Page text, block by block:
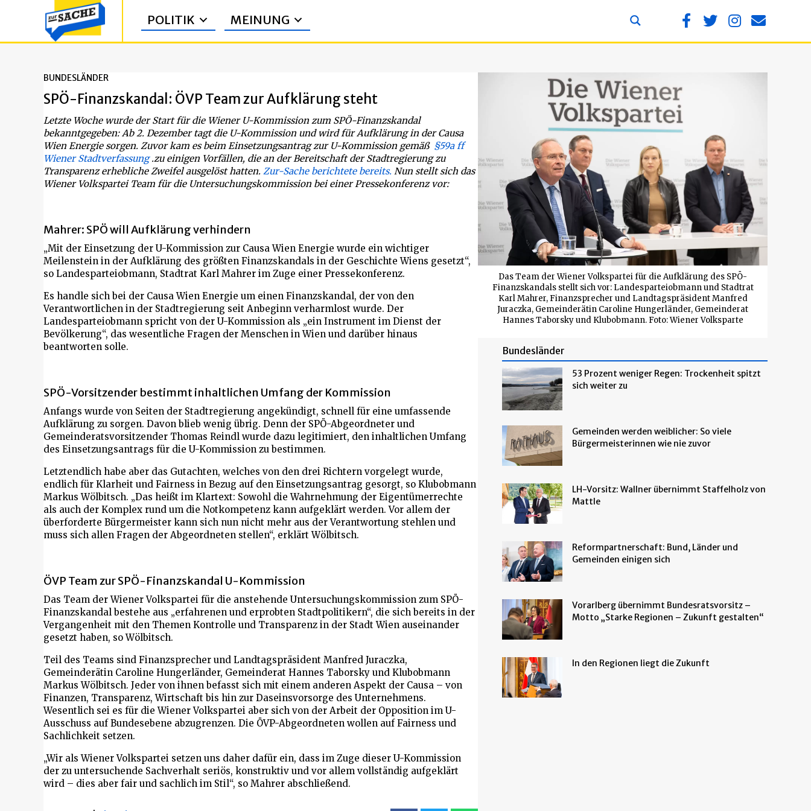
POLITIK MEINUNG
BUNDESLÄNDER
SPÖ-Finanzskandal: ÖVP Team zur Aufklärung steht
Letzte Woche wurde der Start für die Wiener U-Kommission zum SPÖ-Finanzskandal
bekanntgegeben: Ab 2. Dezember tagt die U-Kommission und wird für Aufklärung in der Causa
Wien Energie sorgen. Zuvor kam es beim Einsetzungsantrag zur U-Kommission gemäß §59a ff
Wiener Stadtverfassung.zu einigen Vorfällen, die an der Bereitschaft der Stadtregierung zu
Transparenz erhebliche Zweifel ausgelöst hatten. Zur-Sache berichtete bereits. Nun stellt sich das
Wiener Volkspartei Team für die Untersuchungskommission bei einer Pressekonferenz vor:
Mahrer: SPÖ will Aufklärung verhindern
„Mit der Einsetzung der U-Kommission zur Causa Wien Energie wurde ein wichtiger
Meilenstein in der Aufklärung des größten Finanzskandals in der Geschichte Wiens gesetzt“,
so Landesparteiobmann, Stadtrat Karl Mahrer im Zuge einer Pressekonferenz.
Es handle sich bei der Causa Wien Energie um einen Finanzskandal, der von den
Verantwortlichen in der Stadtregierung seit Anbeginn verharmlost wurde. Der
Landesparteiobmann spricht von der U-Kommission als „ein Instrument im Dienst der
Bevölkerung“, das wesentliche Fragen der Menschen in Wien und darüber hinaus
beantworten solle.
SPÖ-Vorsitzender bestimmt inhaltlichen Umfang der Kommission
Anfangs wurde von Seiten der Stadtregierung angekündigt, schnell für eine umfassende
Aufklärung zu sorgen. Davon blieb wenig übrig. Denn der SPÖ-Abgeordneter und
Gemeinderatsvorsitzender Thomas Reindl wurde dazu legitimiert, den inhaltlichen Umfang
des Einsetzungsantrags für die U-Kommission zu bestimmen.
Letztendlich habe aber das Gutachten, welches von den drei Richtern vorgelegt wurde,
endlich für Klarheit und Fairness in Bezug auf den Einsetzungsantrag gesorgt, so Klubobmann
Markus Wölbitsch. „Das heißt im Klartext: Sowohl die Wahrnehmung der Eigentümerrechte
als auch der Komplex rund um die Notkompetenz kann aufgeklärt werden. Vor allem der
überforderte Bürgermeister kann sich nun nicht mehr aus der Verantwortung stehlen und
muss sich allen Fragen der Abgeordneten stellen“, erklärt Wölbitsch.
ÖVP Team zur SPÖ-Finanzskandal U-Kommission
Das Team der Wiener Volkspartei für die anstehende Untersuchungskommission zum SPÖ-
Finanzskandal bestehe aus „erfahrenen und erprobten Stadtpolitikern“, die sich bereits in der
Vergangenheit mit den Themen Kontrolle und Transparenz in der Stadt Wien auseinander
gesetzt haben, so Wölbitsch.
Teil des Teams sind Finanzsprecher und Landtagspräsident Manfred Juraczka,
Gemeinderätin Caroline Hungerländer, Gemeinderat Hannes Taborsky und Klubobmann
Markus Wölbitsch. Jeder von ihnen befasst sich mit einem anderen Aspekt der Causa – von
Finanzen, Transparenz, Wirtschaft bis hin zur Daseinsvorsorge des Unternehmens.
Wesentlich sei es für die Wiener Volkspartei aber sich von der Arbeit der Opposition im U-
Ausschuss auf Bundesebene abzugrenzen. Die ÖVP-Abgeordneten wollen auf Fairness und
Sachlichkeit setzen.
„Wir als Wiener Volkspartei setzen uns daher dafür ein, dass im Zuge dieser U-Kommission
der zu untersuchende Sachverhalt seriös, konstruktiv und vor allem vollständig aufgeklärt
wird – dies aber fair und sachlich im Stil“, so Mahrer abschließend.
Das Team der Wiener Volkspartei für die Aufklärung des SPÖ-
Finanzskandals stellt sich vor: Landesparteiobmann und Stadtrat
Karl Mahrer, Finanzsprecher und Landtagspräsident Manfred
Juraczka, Gemeinderätin Caroline Hungerländer, Gemeinderat
Hannes Taborsky und Klubobmann. Foto: Wiener Volksparte
Bundesländer
53 Prozent weniger Regen: Trockenheit spitzt
sich weiter zu
Gemeinden werden weiblicher: So viele
Bürgermeisterinnen wie nie zuvor
LH-Vorsitz: Wallner übernimmt Staffelholz von
Mattle
Reformpartnerschaft: Bund, Länder und
Gemeinden einigen sich
Vorarlberg übernimmt Bundesratsvorsitz –
Motto „Starke Regionen – Zukunft gestalten“
In den Regionen liegt die Zukunft